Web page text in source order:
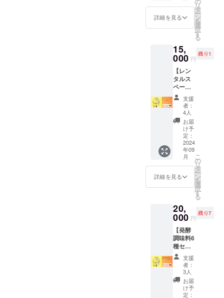
します
連絡く
ださ
限：
2025年
8月31日
加物等
の食品
ラベル
に表記
されま
す。
商品開
封前に
は必ず
お届け
のリ
ターン
に貼付
された
ラベル
や注意
書きを
ご確認
くださ
ンヌ（5
種類/一
口サイ
ズ各5
（長命
草・ハ
ママー
チ・プ
レー
ン・
チョ
コ・抹
茶の5種
類） ・
琉球
ハーブ
ティー
セット
（5種類
×6ｇ）
・ドリ
換券 1
有効期
限：
2025/10
/31） ※
原材料
及び添
加物等
の食品
表示は
お届け
商品の
ラベル
詳細を見る
リ
タ
ー
ン
を
選
択
す
る
15,
000 円
残り1
【レン
タルス
ペース1
日ご利
用券】
▼リ
ターン
内容 ・
レンタ
ルス
ペース1
日ご利
用券（※
有効期
限：
2025/10
（10:00
-20:00
の間で
ご希望
の時間
帯8時間
となり
ます）
・ドリ
ンク引
換券 1
枚 （※
支援
者：
4人
お届
け予
定：
2024
年09
月
詳細を見る
こ
の
リ
タ
ー
ン
を
選
択
す
る
20,
000 円
残り7
【発酵
調味料6
種セッ
ト】
▼リ
ターン
内容 ・
手づく
り発酵
支援
者：
3人
お届
け予
定：